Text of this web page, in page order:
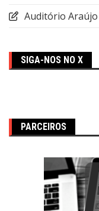
Auditório
SIGA-NOS NO X
PARCEIROS